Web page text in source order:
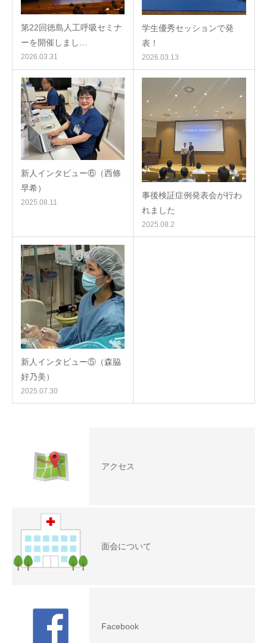
第22回徳島人工呼吸セミナ
ーを開催しまし…
2026.03.31
学生優秀セッションで発
表！
2026.03.13
新人インタビュー⑥（西條
早希）
2025.08.11
事後検証症例発表会が行わ
れました
2025.08.2
新人インタビュー⑤（森脇
好乃美）
2025.07.30
アクセス
面会について
Facebook